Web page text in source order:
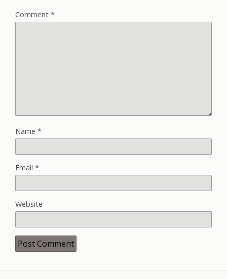
Comment *
Name *
Email *
Website